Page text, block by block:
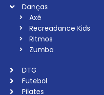
Danças
Axé
Recreadance Kids
Ritmos
Zumba
DTG
Futebol
Pilates